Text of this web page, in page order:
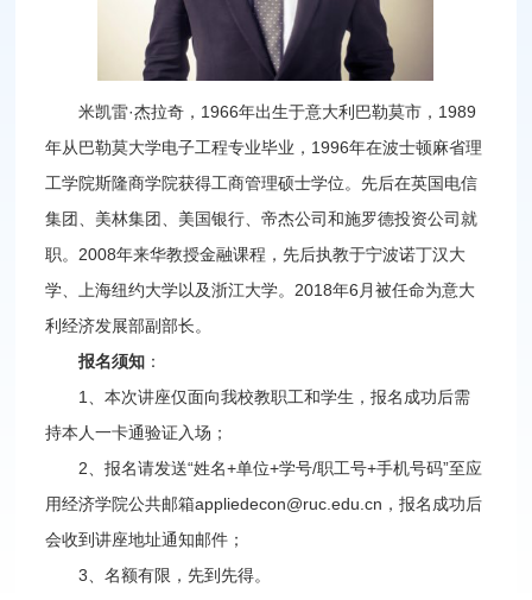
米凯雷·杰拉奇，1966年出生于意大利巴勒莫市，1989
年从巴勒莫大学电子工程专业毕业，1996年在波士顿麻省理
工学院斯隆商学院获得工商管理硕士学位。先后在英国电信
集团、美林集团、美国银行、帝杰公司和施罗德投资公司就
职。2008年来华教授金融课程，先后执教于宁波诺丁汉大
学、上海纽约大学以及浙江大学。2018年6月被任命为意大
利经济发展部副部长。
报名须知 ：
1、本次讲座仅面向我校教职工和学生，报名成功后需
持本人一卡通验证入场；
2、报名请发送“姓名+单位+学号/职工号+手机号码”至应
用经济学院公共邮箱appliedecon@ruc.edu.cn，报名成功后
会收到讲座地址通知邮件；
3、名额有限，先到先得。